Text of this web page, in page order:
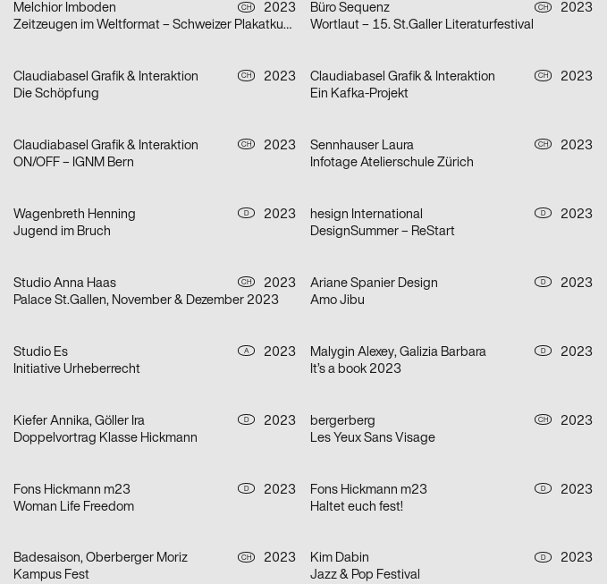
Melchior Imboden CH
2023
Zeitzeugen im Weltformat – Schweizer Plakatkunst
Büro Sequenz CH
2023
Wortlaut – 15. St.Galler Literaturfestival
Claudiabasel Grafik & Interaktion CH
2023
Die Schöpfung
Claudiabasel Grafik & Interaktion CH
2023
Ein Kafka-Projekt
Claudiabasel Grafik & Interaktion CH
2023
ON/OFF – IGNM Bern
Sennhauser Laura CH
2023
Infotage Atelierschule Zürich
Wagenbreth Henning D
2023
Jugend im Bruch
hesign International D
2023
DesignSummer – ReStart
Studio Anna Haas CH
2023
Palace St.Gallen, November & Dezember 2023
Ariane Spanier Design D
2023
Amo Jibu
Studio Es A
2023
Initiative Urheberrecht
Malygin Alexey, Galizia Barbara D
2023
It’s a book 2023
Kiefer Annika, Göller Ira D
2023
Doppelvortrag Klasse Hickmann
bergerberg CH
2023
Les Yeux Sans Visage
Fons Hickmann m23 D
2023
Woman Life Freedom
Fons Hickmann m23 D
2023
Haltet euch fest!
Badesaison, Oberberger Moriz CH
2023
Kampus Fest
Kim Dabin D
2023
Jazz & Pop Festival